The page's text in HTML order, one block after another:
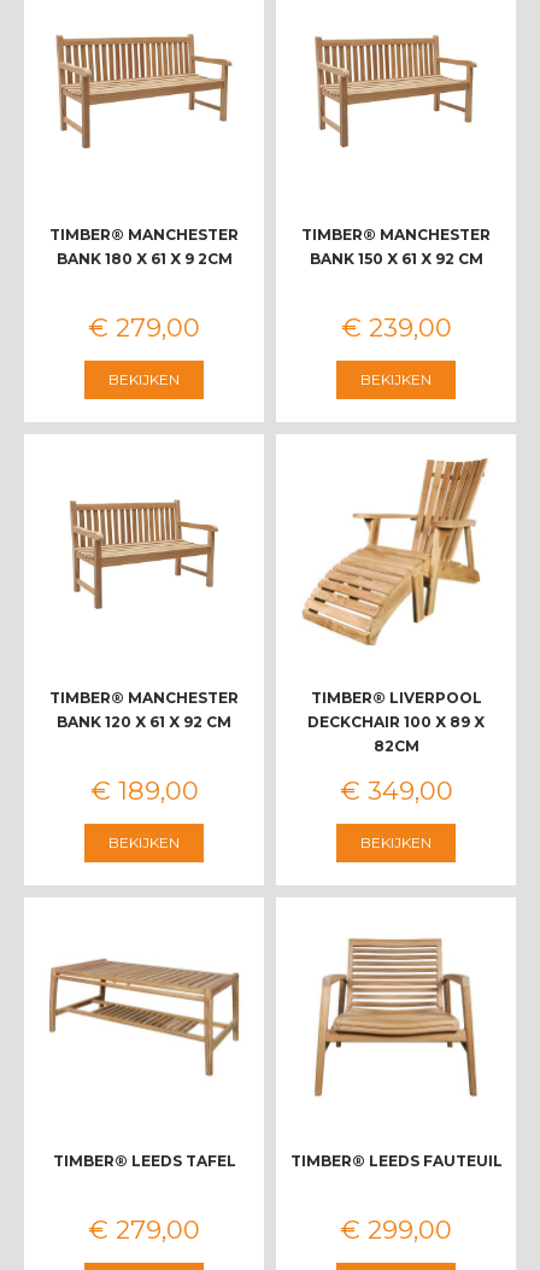
TIMBER® MANCHESTER
BANK 180 X 61 X 9 2CM
€ 279,00
BEKIJKEN
TIMBER® MANCHESTER
BANK 150 X 61 X 92 CM
€ 239,00
BEKIJKEN
TIMBER® MANCHESTER
BANK 120 X 61 X 92 CM
€ 189,00
BEKIJKEN
TIMBER® LIVERPOOL
DECKCHAIR 100 X 89 X
82CM
€ 349,00
BEKIJKEN
TIMBER® LEEDS TAFEL
€ 279,00
TIMBER® LEEDS FAUTEUIL
€ 299,00